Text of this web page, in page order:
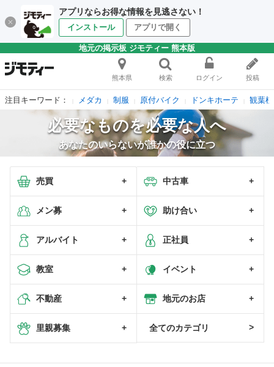
アプリならお得な情報を見逃さない！
インストール アプリで開く
地元の掲示板 ジモティー 熊本版
熊本県 検索 ログイン 投稿
注目キーワード： メダカ 制服 原付バイク ドンキホーテ 観葉
必要なものを必要な人へ
あなたのいらないが誰かの役に立つ
売買 中古車
メン募 助け合い
アルバイト 正社員
教室 イベント
不動産 地元のお店
里親募集 全てのカテゴリ